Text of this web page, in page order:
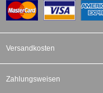
Versandkosten
Zahlungsweisen